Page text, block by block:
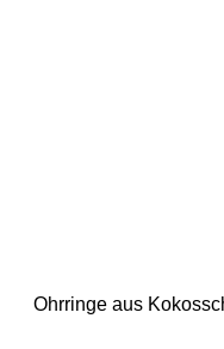
Ohrringe aus